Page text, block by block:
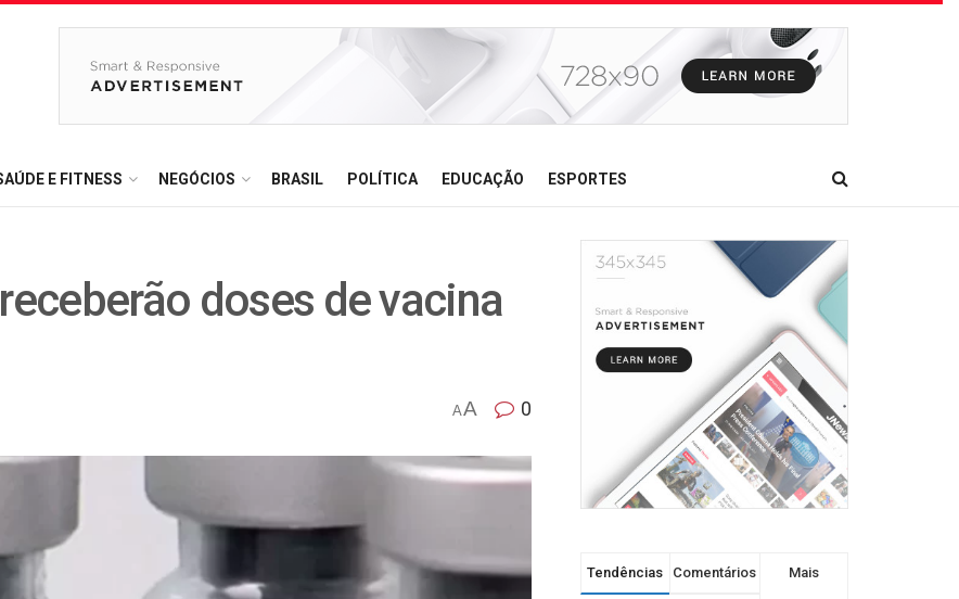
E FITNESS NEGÓCIOS BRASIL POLÍTICA EDUCAÇÃO ESPORTES
doses de vacina
AA 0
Tendências Comentários Mais